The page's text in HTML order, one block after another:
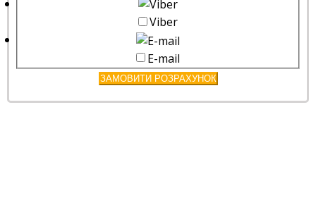
Viber
E-mail
ЗАМОВИТИ РОЗРАХУНОК